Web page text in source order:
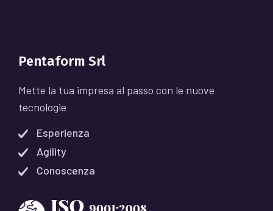
Pentaform Srl
Mette la tua impresa al passo con le nuove
tecnologie
Esperienza
Agility
Conoscenza